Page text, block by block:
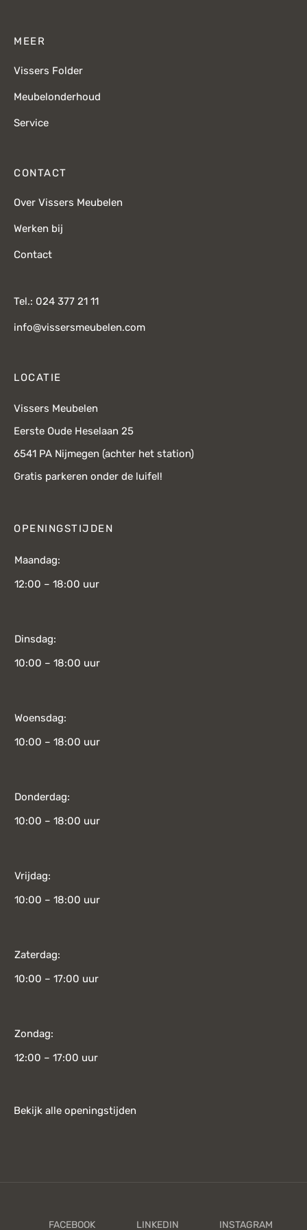
MEER
Vissers Folder
Meubelonderhoud
Service
CONTACT
Over Vissers Meubelen
Werken bij
Contact
Tel.: 024 377 21 11
info@vissersmeubelen.com
LOCATIE
Vissers Meubelen
Eerste Oude Heselaan 25
6541 PA Nijmegen (achter het station)
Gratis parkeren onder de luifel!
OPENINGSTIJDEN
Maandag:
12:00 – 18:00 uur
Dinsdag:
10:00 – 18:00 uur
Woensdag:
10:00 – 18:00 uur
Donderdag:
10:00 – 18:00 uur
Vrijdag:
10:00 – 18:00 uur
Zaterdag:
10:00 – 17:00 uur
Zondag:
12:00 – 17:00 uur
Bekijk alle openingstijden